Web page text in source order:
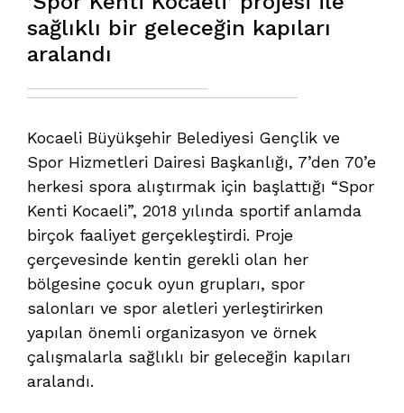
sağlıklı bir geleceğin kapıları
aralandı
Kocaeli Büyükşehir Belediyesi Gençlik ve
Spor Hizmetleri Dairesi Başkanlığı, 7’den 70’e
herkesi spora alıştırmak için başlattığı “Spor
Kenti Kocaeli”, 2018 yılında sportif anlamda
birçok faaliyet gerçekleştirdi. Proje
çerçevesinde kentin gerekli olan her
bölgesine çocuk oyun grupları, spor
salonları ve spor aletleri yerleştirirken
yapılan önemli organizasyon ve örnek
çalışmalarla sağlıklı bir geleceğin kapıları
aralandı.